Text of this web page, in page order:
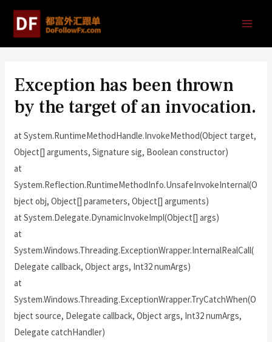
Exception has been thrown
by the target of an invocation.
at System.RuntimeMethodHandle.InvokeMethod(Object target,
Object[] arguments, Signature sig, Boolean constructor)
at
System.Reflection.RuntimeMethodInfo.UnsafeInvokeInternal(O
bject obj, Object[] parameters, Object[] arguments)
at System.Delegate.DynamicInvokeImpl(Object[] args)
at
System.Windows.Threading.ExceptionWrapper.InternalRealCall(
Delegate callback, Object args, Int32 numArgs)
at
System.Windows.Threading.ExceptionWrapper.TryCatchWhen(O
bject source, Delegate callback, Object args, Int32 numArgs,
Delegate catchHandler)